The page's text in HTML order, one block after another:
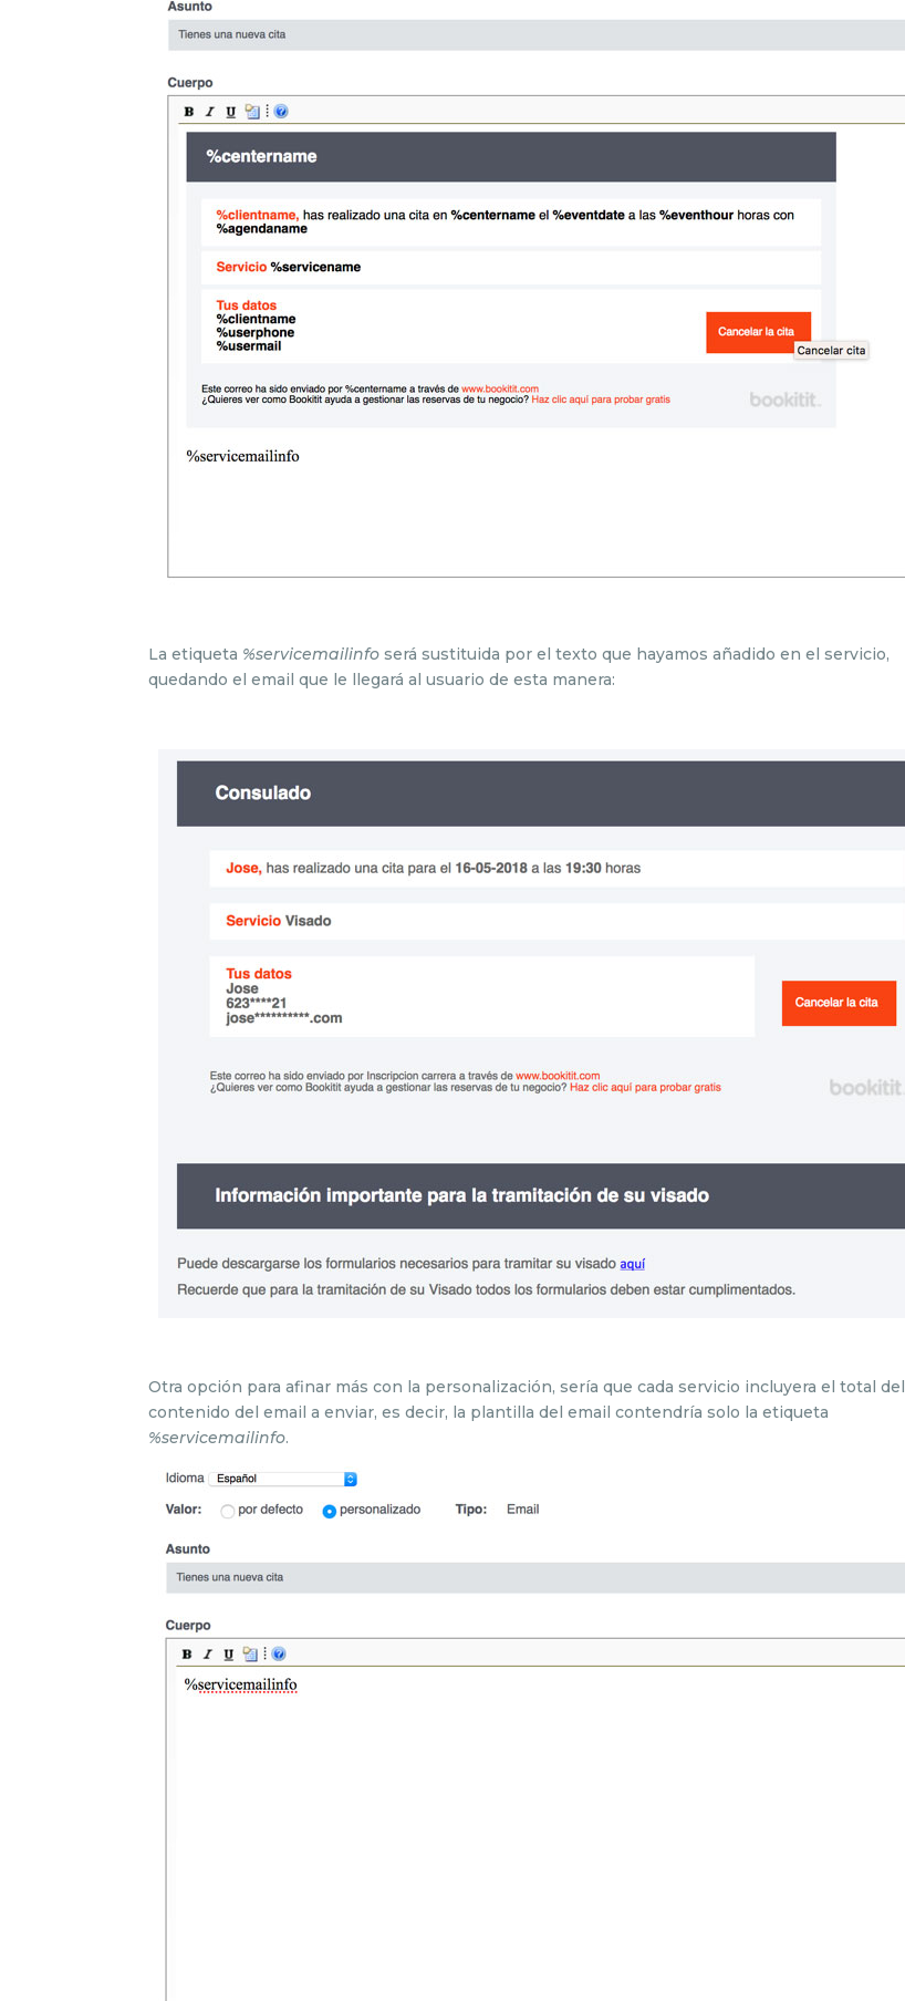
La etiqueta %servicemailinfo será sustituida por el texto que hayamos añadido en el servicio,
quedando el email que le llegará al usuario de esta manera:
Otra opción para afinar más con la personalización, sería que cada servicio incluyera el total del
contenido del email a enviar, es decir, la plantilla del email contendría solo la etiqueta
%servicemailinfo.